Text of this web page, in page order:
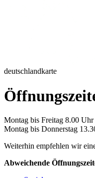
deutschlandkarte
Montag bis Freitag 8.00
Montag bis Donnerstag
Weiterhin empfehlen wir
Abweichende